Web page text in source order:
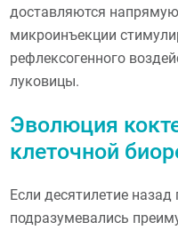
доставляются
микроинъекции
рефлексогенного
луковицы.
Эволюция
клеточной
Если десятилетие назад
подразумевались